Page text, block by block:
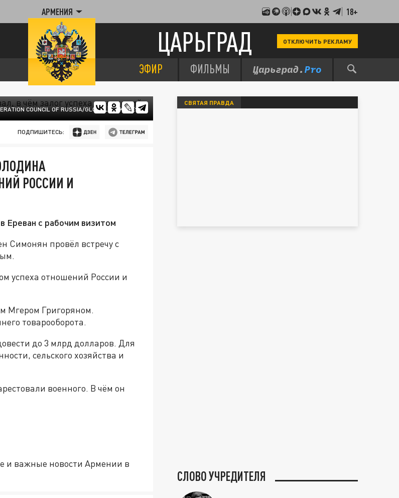
АРМЕНИЯ 18+
ЦАРЬГРАД ОТКЛЮЧИТЬ РЕКЛАМУ
ЭФИР ФИЛЬМЫ
COUNCIL OF RUSSIA/GLOBALLOOKPRESS
ПОДПИШИТЕСЬ:
РОССИИ И
Ереван с рабочим визитом
Симонян провёл встречу с
успеха отношений России и
Мгером Григоряном.
товарооборота.
до 3 млрд долларов. Для
сельского хозяйства и
военного. В чём он
и важные новости Армении в
СВЯТАЯ ПРАВДА
СЛОВО УЧРЕДИТЕЛЯ